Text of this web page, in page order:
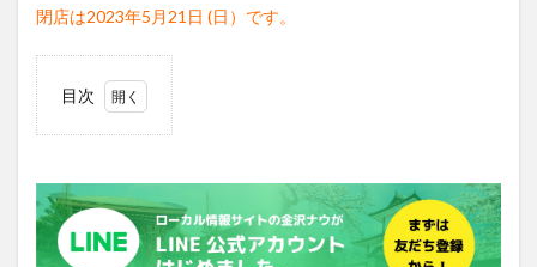
閉店は2023年5月21日 (日）です。
目次
亭」
はひ
がし
茶屋